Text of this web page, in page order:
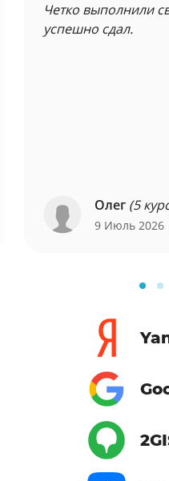
Четко выполнили
успешно сдал.
Олег (5
9 Июль 2026